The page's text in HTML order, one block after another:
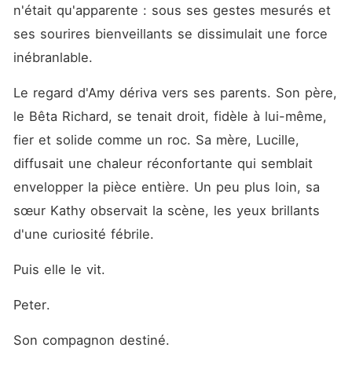
développe entre eux tandis
qu'Amy tente de reconstruire
son existence loin de ceux
Darius et donne naissance à
Peter vit avec les
conséquences de ses choix
et les regrets liés à la perte
de sa véritable compagne.
la génération suivante, où
les enfants héritent des
blessures, des secrets et des
n'était qu'apparente : sous ses gestes mesurés et
ses sourires bienveillants se dissimulait une force
inébranlable.
Le regard d'Amy dériva vers ses parents. Son père,
le Bêta Richard, se tenait droit, fidèle à lui-même,
fier et solide comme un roc. Sa mère, Lucille,
diffusait une chaleur réconfortante qui semblait
envelopper la pièce entière. Un peu plus loin, sa
sœur Kathy observait la scène, les yeux brillants
d'une curiosité fébrile.
Puis elle le vit.
Peter.
Son compagnon destiné.